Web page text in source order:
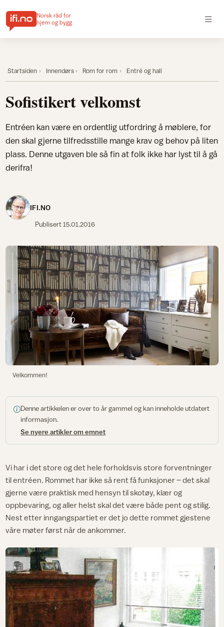
Norsk råd for
hjem og bygg
Startsiden Innendørs Rom for rom Entré og hall
Sofistikert velkomst
Entréen kan være en ordentlig utfordring å møblere, for
den skal gjerne tilfredsstille mange krav og behov på liten
plass. Denne utgaven ble så fin at folk ikke har lyst til å gå
derifra!
IFI.NO
Publisert15.01.2016
Velkommen!
Denne artikkelen er over to år gammel og kan inneholde utdatert
informasjon.
Se nyere artikler om emnet
Vi har i det store og det hele forholdsvis store forventninger
til entréen. Rommet har ikke så rent få funksjoner – det skal
gjerne være praktisk med hensyn til skotøy, klær og
oppbevaring, og aller helst skal det være både pent og stilig.
Nest etter inngangspartiet er det jo dette rommet gjestene
våre møter først når de ankommer.